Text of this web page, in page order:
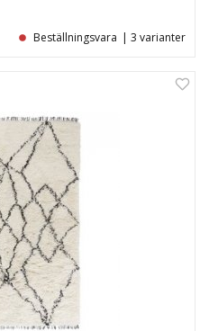
Beställningsvara | 3 varianter